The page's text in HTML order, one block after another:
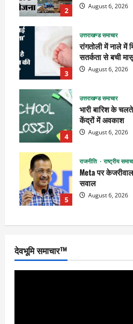
2 August 6, 2026
3
उत्तराखण्ड समाचार
रांगतोली में नाले में
सतर्कता से बची
August 6, 2026
4
उत्तराखण्ड समाचार
भारी बारिश के
केंद्रों में अवकाश
August 6, 2026
5
राजनीति राष्ट्रीय
Meta पर
सवाल
August 6, 2026
देवभूमि समाचार™